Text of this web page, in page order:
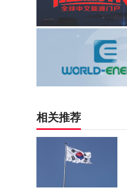
相关推荐